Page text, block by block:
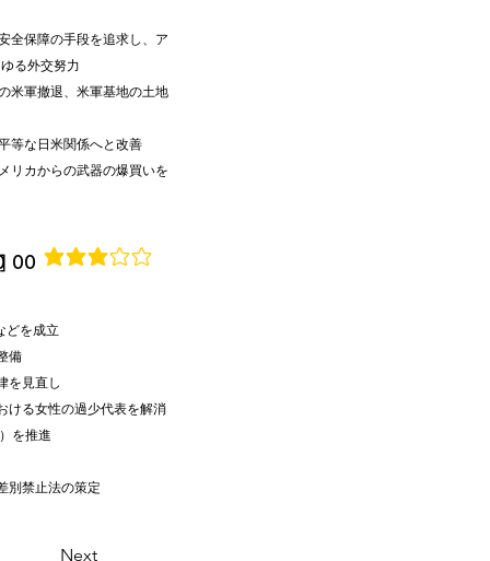
全保障の手段を追求し、ア
る外交努力
米軍撤退、米軍基地の土地
等な日米関係へと改善
リカからの武器の爆買いを
00 average rating is 3 out of 5
どを成立
備
を見直し
ける女性の過少代表を解消
を推進
別禁止法の策定
Next